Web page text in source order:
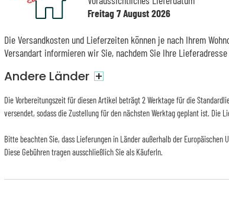
Freitag 7 August 2026
Die Versandkosten und Lieferzeiten können je nach Ihrem
Versandart informieren wir Sie, nachdem Sie Ihre Lieferadresse
Andere Länder +
Die Vorbereitungszeit für diesen Artikel beträgt 2 Werktage für die
versendet, sodass die Zustellung für den nächsten Werktag geplant ist. Die
Bitte beachten Sie, dass Lieferungen in Länder außerhalb der
Diese Gebühren tragen ausschließlich Sie als KäuferIn.